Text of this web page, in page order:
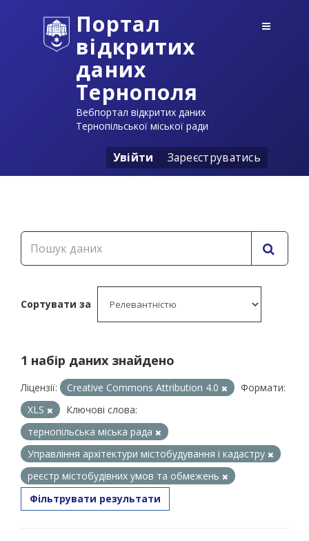
Портал
відкритих
даних
Тернополя
Вебпортал відкритих даних
Тернопільської міської ради
Увійти Зареєструватись
Сортувати за
1 набір даних знайдено
Ліцензії: Creative Commons Attribution 4.0
Формати:
XLS
Ключові слова:
тернопільська міська рада
Управління архітектури містобудування і кадастру
реєстр містобудівних умов та обмежень
Фільтрувати результати